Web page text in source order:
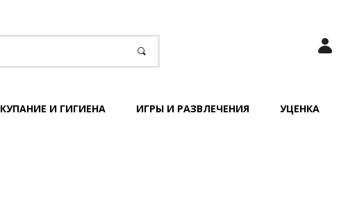
КУПАНИЕ И ГИГИЕНА ИГРЫ И РАЗВЛЕЧЕНИЯ УЦЕНКА